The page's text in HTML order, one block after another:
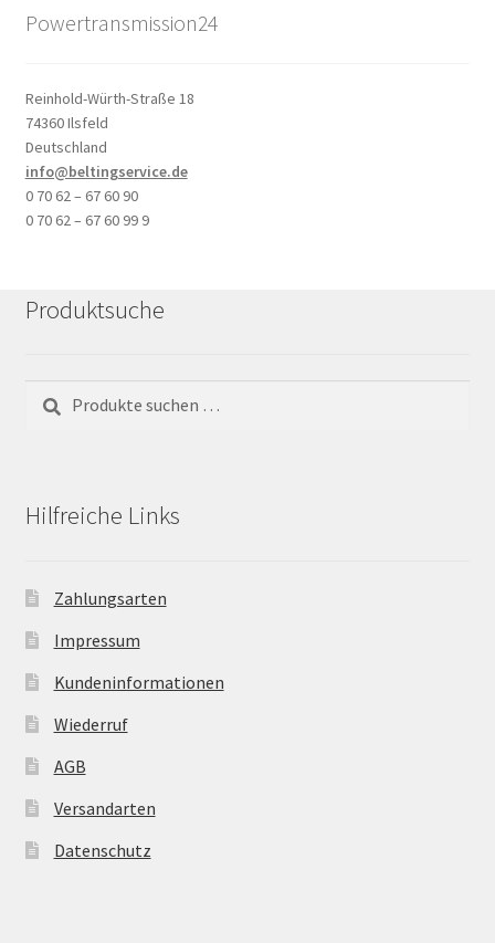
Powertransmission24
Reinhold-Würth-Straße 18
74360 Ilsfeld
Deutschland
info@beltingservice.de
0 70 62 – 67 60 90
0 70 62 – 67 60 99 9
Produktsuche
nach:
Hilfreiche Links
Zahlungsarten
Impressum
Kundeninformationen
Wiederruf
AGB
Versandarten
Datenschutz